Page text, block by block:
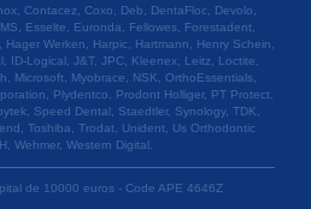
Contacez, Coxo, Deb, DentaFloc, Devolo,
Esselte, Euronda, Fellowes, Forestadent,
Werken, Harpic, Hartmann, Henry Schein,
ID-Logical, J&T, JPC, Kleenex, Leitz, Loctite,
Microsoft, Myobrace, NSK, OrthoEssentials,
Plydentco, Prodont Holliger, PT Protect,
Speed Dental, Staedtler, Synology, TDK,
Toshiba, Trodat, Unident, Us Orthodontic
Wehmer, Western Digital.
de 10000 euros - Code APE 4646Z